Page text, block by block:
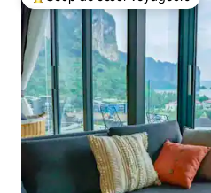
Coups de cœur voyageurs les